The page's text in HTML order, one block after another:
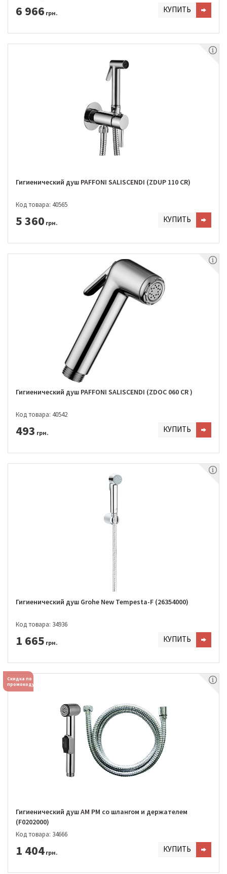
6 966 грн. КУПИТЬ
Гигиенический душ PAFFONI SALISCENDI (ZDUP 110 CR)
Код товара: 40565
5 360 грн. КУПИТЬ
Гигиенический душ PAFFONI SALISCENDI (ZDOC 060 CR )
Код товара: 40542
493 грн. КУПИТЬ
Гигиенический душ Grohe New Tempesta-F (26354000)
Код товара: 34936
1 665 грн. КУПИТЬ
Скидка по
промокоду
Гигиенический душ AM PM со шлангом и держателем
(F0202000)
Код товара: 34666
1 404 грн. КУПИТЬ